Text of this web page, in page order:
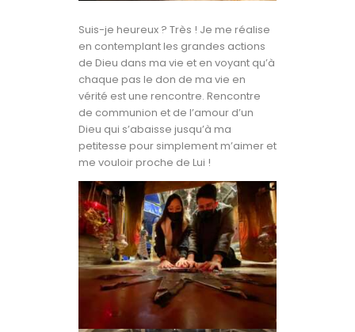
Suis-je heureux ? Très ! Je me réalise
en contemplant les grandes actions
de Dieu dans ma vie et en voyant qu’à
chaque pas le don de ma vie en
vérité est une rencontre. Rencontre
de communion et de l’amour d’un
Dieu qui s’abaisse jusqu’à ma
petitesse pour simplement m’aimer et
me vouloir proche de Lui !